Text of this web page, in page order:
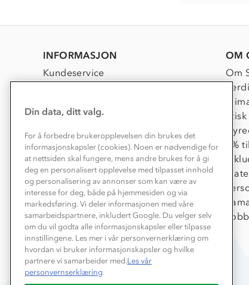
INFORMASJON
Kundeservice
Kundeklubb
Våre butikker
Bedrift, barnehage og SFO
Presse
OM
Om
1%
Din data, ditt valg.
For å forbedre brukeropplevelsen din brukes det
informasjonskapsler (cookies). Noen er nødvendige for
at nettsiden skal fungere, mens andre brukes for å gi
deg en personalisert opplevelse med tilpasset innhold
og personalisering av annonser som kan være av
interesse for deg, både på hjemmesiden og via
markedsføring. Vi deler informasjonen med våre
samarbeidspartnere, inkludert Google. Du velger selv
om du vil godta alle informasjonskapsler eller tilpasse
innstillingene. Les mer i vår personvernerklæring om
hvordan vi bruker informasjonskapsler og hvilke
partnere vi samarbeider med.Les vår
personvernserklæring